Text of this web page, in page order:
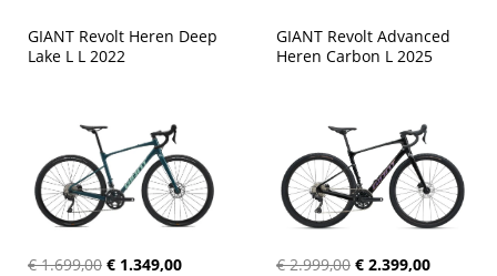
GIANT Revolt Heren Deep
Lake L L 2022
€ 1.699,00 € 1.349,00
GIANT Revolt Advanced
Heren Carbon L 2025
€ 2.999,00 € 2.399,00